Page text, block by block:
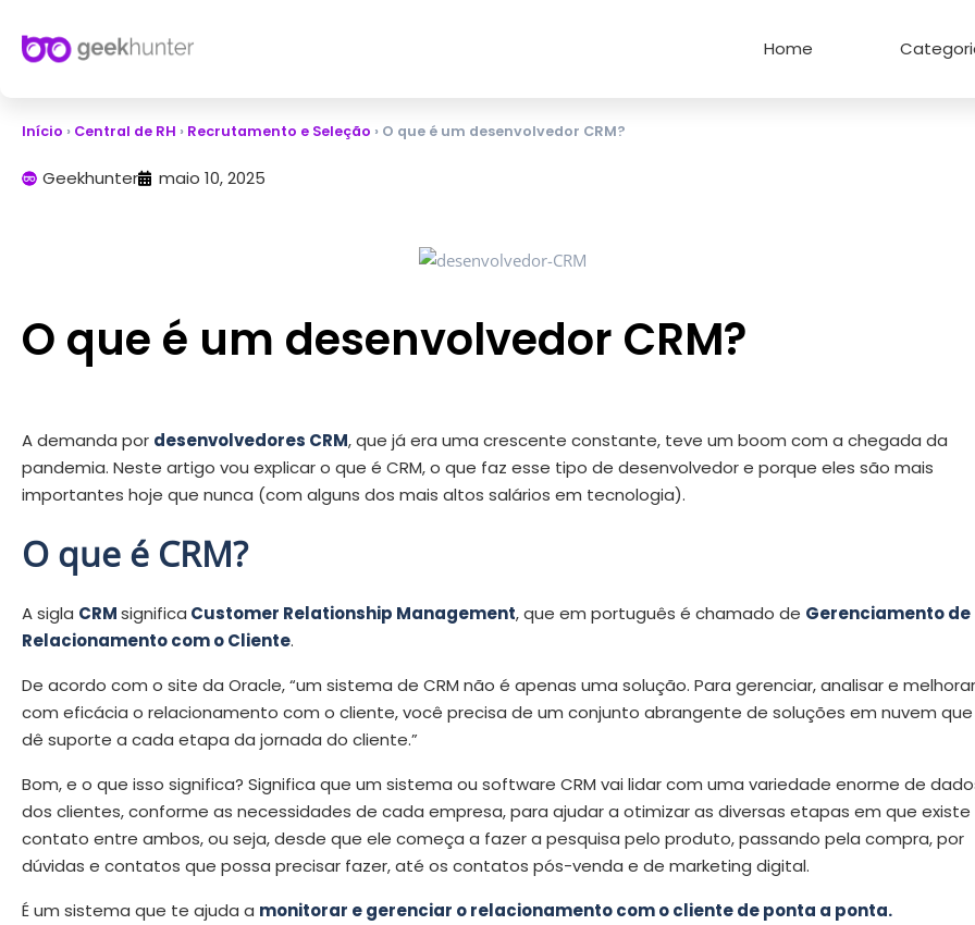
Home
Início › Central de RH › Recrutamento e Seleção › O que é um desenvolvedor CRM?
Geekhunter maio 10, 2025
O que é um desenvolvedor CRM?
A demanda por desenvolvedores CRM, que já era uma crescente constante, teve um boom com a chegada da
pandemia. Neste artigo vou explicar o que é CRM, o que faz esse tipo de desenvolvedor e porque eles são mais
importantes hoje que nunca (com alguns dos mais altos salários em tecnologia).
O que é CRM?
A sigla CRMsignifica Customer Relationship Management, que em português é chamado de Gerenciamento de
Relacionamento com o Cliente.
De acordo com o site da Oracle, “um sistema de CRM não é apenas uma solução. Para gerenciar, analisar e melhorar
com eficácia o relacionamento com o cliente, você precisa de um conjunto abrangente de soluções em nuvem que
dê suporte a cada etapa da jornada do cliente.”
Bom, e o que isso significa? Significa que um sistema ou software CRM vai lidar com uma variedade enorme de
dos clientes, conforme as necessidades de cada empresa, para ajudar a otimizar as diversas etapas em que existe
contato entre ambos, ou seja, desde que ele começa a fazer a pesquisa pelo produto, passando pela compra, por
dúvidas e contatos que possa precisar fazer, até os contatos pós-venda e de marketing digital.
É um sistema que te ajuda a monitorar e gerenciar o relacionamento com o cliente de ponta a ponta.